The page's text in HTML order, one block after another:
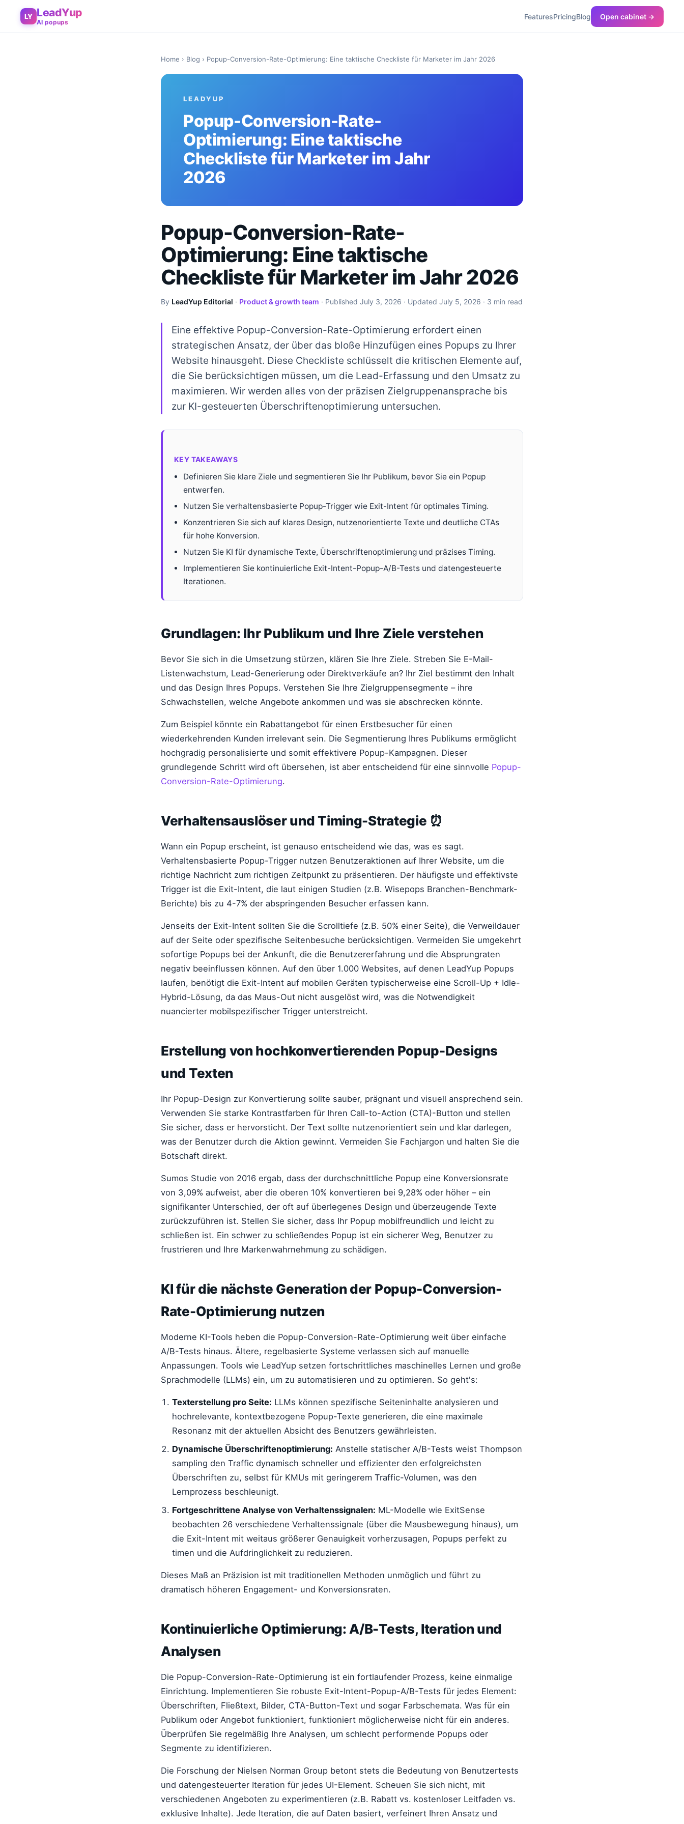
LY LeadYup
AI popups
FeaturesPricingBlog Open cabinet →
Home › Blog › Popup-Conversion-Rate-Optimierung: Eine taktische Checkliste für Marketer im Jahr 2026
LEADYUP
Popup-Conversion-Rate-
Optimierung: Eine taktische
Checkliste für Marketer im Jahr
2026
Popup-Conversion-Rate-
Optimierung: Eine taktische
Checkliste für Marketer im Jahr 2026
By LeadYup Editorial · Product & growth team · Published July 3, 2026 · Updated July 5, 2026 · 3 min read
Eine effektive Popup-Conversion-Rate-Optimierung erfordert einen
strategischen Ansatz, der über das bloße Hinzufügen eines Popups zu Ihrer
Website hinausgeht. Diese Checkliste schlüsselt die kritischen Elemente auf,
die Sie berücksichtigen müssen, um die Lead-Erfassung und den Umsatz zu
maximieren. Wir werden alles von der präzisen Zielgruppenansprache bis
zur KI-gesteuerten Überschriftenoptimierung untersuchen.
KEY TAKEAWAYS
Definieren Sie klare Ziele und segmentieren Sie Ihr Publikum, bevor Sie ein Popup
entwerfen.
Nutzen Sie verhaltensbasierte Popup-Trigger wie Exit-Intent für optimales Timing.
Konzentrieren Sie sich auf klares Design, nutzenorientierte Texte und deutliche CTAs
für hohe Konversion.
Nutzen Sie KI für dynamische Texte, Überschriftenoptimierung und präzises Timing.
Implementieren Sie kontinuierliche Exit-Intent-Popup-A/B-Tests und datengesteuerte
Iterationen.
Grundlagen: Ihr Publikum und Ihre Ziele verstehen
Bevor Sie sich in die Umsetzung stürzen, klären Sie Ihre Ziele. Streben Sie E-Mail-
Listenwachstum, Lead-Generierung oder Direktverkäufe an? Ihr Ziel bestimmt den Inhalt
und das Design Ihres Popups. Verstehen Sie Ihre Zielgruppensegmente – ihre
Schwachstellen, welche Angebote ankommen und was sie abschrecken könnte.
Zum Beispiel könnte ein Rabattangebot für einen Erstbesucher für einen
wiederkehrenden Kunden irrelevant sein. Die Segmentierung Ihres Publikums ermöglicht
hochgradig personalisierte und somit effektivere Popup-Kampagnen. Dieser
grundlegende Schritt wird oft übersehen, ist aber entscheidend für eine sinnvolle Popup-
Conversion-Rate-Optimierung.
Verhaltensauslöser und Timing-Strategie ⏰
Wann ein Popup erscheint, ist genauso entscheidend wie das, was es sagt.
Verhaltensbasierte Popup-Trigger nutzen Benutzeraktionen auf Ihrer Website, um die
richtige Nachricht zum richtigen Zeitpunkt zu präsentieren. Der häufigste und effektivste
Trigger ist die Exit-Intent, die laut einigen Studien (z.B. Wisepops Branchen-Benchmark-
Berichte) bis zu 4-7% der abspringenden Besucher erfassen kann.
Jenseits der Exit-Intent sollten Sie die Scrolltiefe (z.B. 50% einer Seite), die Verweildauer
auf der Seite oder spezifische Seitenbesuche berücksichtigen. Vermeiden Sie umgekehrt
sofortige Popups bei der Ankunft, die die Benutzererfahrung und die Absprungraten
negativ beeinflussen können. Auf den über 1.000 Websites, auf denen LeadYup Popups
laufen, benötigt die Exit-Intent auf mobilen Geräten typischerweise eine Scroll-Up + Idle-
Hybrid-Lösung, da das Maus-Out nicht ausgelöst wird, was die Notwendigkeit
nuancierter mobilspezifischer Trigger unterstreicht.
Erstellung von hochkonvertierenden Popup-Designs
und Texten
Ihr Popup-Design zur Konvertierung sollte sauber, prägnant und visuell ansprechend sein.
Verwenden Sie starke Kontrastfarben für Ihren Call-to-Action (CTA)-Button und stellen
Sie sicher, dass er hervorsticht. Der Text sollte nutzenorientiert sein und klar darlegen,
was der Benutzer durch die Aktion gewinnt. Vermeiden Sie Fachjargon und halten Sie die
Botschaft direkt.
Sumos Studie von 2016 ergab, dass der durchschnittliche Popup eine Konversionsrate
von 3,09% aufweist, aber die oberen 10% konvertieren bei 9,28% oder höher – ein
signifikanter Unterschied, der oft auf überlegenes Design und überzeugende Texte
zurückzuführen ist. Stellen Sie sicher, dass Ihr Popup mobilfreundlich und leicht zu
schließen ist. Ein schwer zu schließendes Popup ist ein sicherer Weg, Benutzer zu
frustrieren und Ihre Markenwahrnehmung zu schädigen.
KI für die nächste Generation der Popup-Conversion-
Rate-Optimierung nutzen
Moderne KI-Tools heben die Popup-Conversion-Rate-Optimierung weit über einfache
A/B-Tests hinaus. Ältere, regelbasierte Systeme verlassen sich auf manuelle
Anpassungen. Tools wie LeadYup setzen fortschrittliches maschinelles Lernen und große
Sprachmodelle (LLMs) ein, um zu automatisieren und zu optimieren. So geht's:
Texterstellung pro Seite: LLMs können spezifische Seiteninhalte analysieren und
hochrelevante, kontextbezogene Popup-Texte generieren, die eine maximale
Resonanz mit der aktuellen Absicht des Benutzers gewährleisten.
Dynamische Überschriftenoptimierung: Anstelle statischer A/B-Tests weist Thompson
sampling den Traffic dynamisch schneller und effizienter den erfolgreichsten
Überschriften zu, selbst für KMUs mit geringerem Traffic-Volumen, was den
Lernprozess beschleunigt.
Fortgeschrittene Analyse von Verhaltenssignalen: ML-Modelle wie ExitSense
beobachten 26 verschiedene Verhaltenssignale (über die Mausbewegung hinaus), um
die Exit-Intent mit weitaus größerer Genauigkeit vorherzusagen, Popups perfekt zu
timen und die Aufdringlichkeit zu reduzieren.
Dieses Maß an Präzision ist mit traditionellen Methoden unmöglich und führt zu
dramatisch höheren Engagement- und Konversionsraten.
Kontinuierliche Optimierung: A/B-Tests, Iteration und
Analysen
Die Popup-Conversion-Rate-Optimierung ist ein fortlaufender Prozess, keine einmalige
Einrichtung. Implementieren Sie robuste Exit-Intent-Popup-A/B-Tests für jedes Element:
Überschriften, Fließtext, Bilder, CTA-Button-Text und sogar Farbschemata. Was für ein
Publikum oder Angebot funktioniert, funktioniert möglicherweise nicht für ein anderes.
Überprüfen Sie regelmäßig Ihre Analysen, um schlecht performende Popups oder
Segmente zu identifizieren.
Die Forschung der Nielsen Norman Group betont stets die Bedeutung von Benutzertests
und datengesteuerter Iteration für jedes UI-Element. Scheuen Sie sich nicht, mit
verschiedenen Angeboten zu experimentieren (z.B. Rabatt vs. kostenloser Leitfaden vs.
exklusive Inhalte). Jede Iteration, die auf Daten basiert, verfeinert Ihren Ansatz und